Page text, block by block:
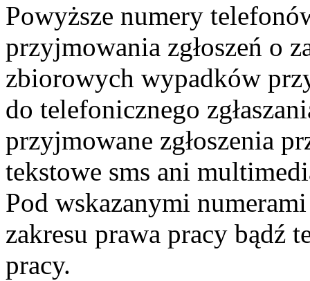
Powyższe numery
przyjmowania zgłoszeń o
zbiorowych wypadków
do telefonicznego
przyjmowane zgłoszenia
tekstowe sms ani
Pod wskazanymi
zakresu prawa pracy bądź
pracy.